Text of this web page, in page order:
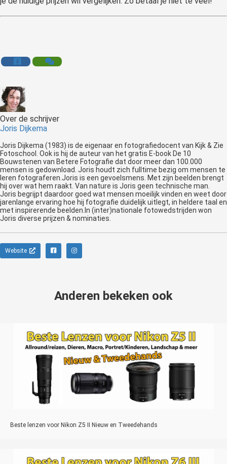
Over de schrijver
Joris Dijkema
Joris Dijkema (1983) is de eigenaar en fotografiedocent van Kijk & Zie
Fotoschool. Ook is hij de auteur van het gratis E-book De 10
Bouwstenen van Betere Fotografie dat door meer dan 100.000
mensen is gedownload. Joris houdt zich fulltime bezig om mensen te
leren fotograferen.Joris is een gevoelsmens. Met zijn beelden brengt
hij over wat hem raakt. Van nature is Joris geen technische man.
Joris begrijpt daardoor goed wat mensen moeilijk vinden en weet door
jarenlange ervaring hoe hij fotografie duidelijk uitlegt, in heldere taal en
met inspirerende beelden.In (inter)nationale fotowedstrijden won
Joris diverse prijzen & nominaties.
Website
Anderen bekeken ook
Beste lenzen voor Nikon Z5 II Nieuw en Tweedehands